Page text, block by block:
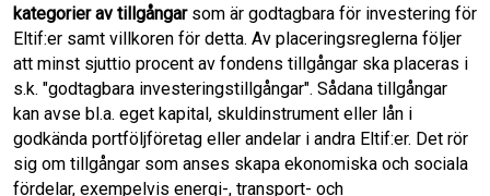
kategorier av tillgångarsom är godtagbara för investering för
Eltif:er samt villkoren för detta. Av placeringsreglerna följer
att minst sjuttio procent av fondens tillgångar ska placeras i
s.k. "godtagbara investeringstillgångar". Sådana tillgångar
kan avse bl.a. eget kapital, skuldinstrument eller lån i
godkända portföljföretag eller andelar i andra Eltif:er. Det rör
sig om tillgångar som anses skapa ekonomiska och sociala
fördelar, exempelvis energi-, transport- och